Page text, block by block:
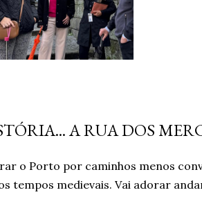
A RUA DOS
o Porto por caminhos menos
tempos medievais. Vai adorar